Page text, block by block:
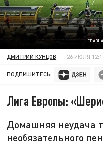
ДМИТРИЙ КУНЦОВ 26 ИЮЛЯ
ПОДПИШИТЕСЬ:
Лига Европы:
Домашняя неудача
необязательного